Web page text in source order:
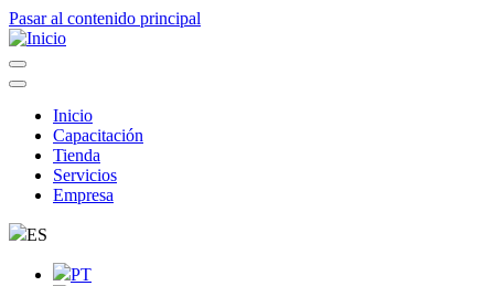
Pasar al contenido principal
Navegação
principal
Inicio
Capacitación
Tienda
Servicios
Empresa
ES
PT